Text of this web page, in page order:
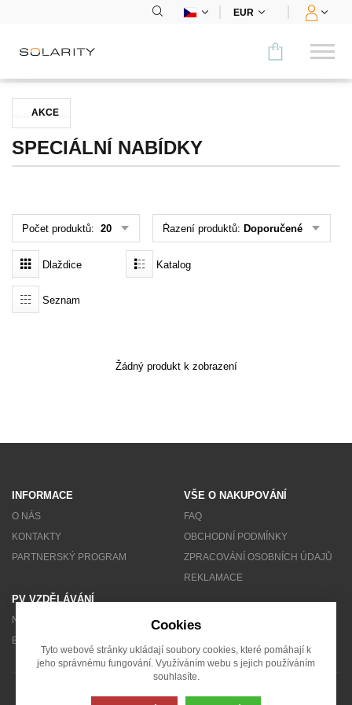
EUR
KATEGORIE
Bateriová úložiště
Nabíjecí stanice
Montážní systémy
Menu
Přihlášení
Registrace
AKCE
SPECIÁLNÍ NABÍDKY
Počet produktů: 20 Řazení produktů: Doporučené
Dlaždice Katalog
Seznam
Žádný produkt k zobrazení
INFORMACE
O NÁS
KONTAKTY
PARTNERSKÝ PROGRAM
VŠE O NAKUPOVÁNÍ
FAQ
OBCHODNÍ PODMÍNKY
ZPRACOVÁNÍ OSOBNÍCH ÚDAJŮ
REKLAMACE
PV VZDĚLÁVÁNÍ
NEWSLETTER
BLOG
Cookies
Tyto webové stránky ukládají soubory cookies, které pomáhají k
jeho správnému fungování. Využíváním webu s jejich používáním
souhlasíte.